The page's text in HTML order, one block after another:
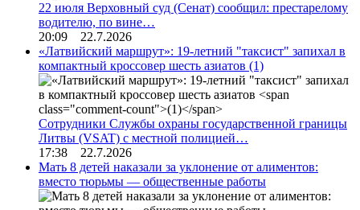
22 июля Верховный суд (Сенат) сообщил: престарелому
водителю, по вине…
20:09 22.7.2026
«Латвийский маршрут»: 19-летний "таксист" запихал в
компактный кроссовер шесть азиатов (1)
Сотрудники Службы охраны государственной границы
Литвы (VSAT) с местной полицией…
17:38 22.7.2026
Мать 8 детей наказали за уклонение от алиментов:
вместо тюрьмы — общественные работы